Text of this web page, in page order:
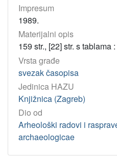
Impresum
1989.
Materijalni opis
159 str., [22] str. s tablama
Vrsta građe
svezak časopisa
Jedinica HAZU
Knjižnica (Zagreb)
Dio od
Arheološki radovi i
archaeologicae